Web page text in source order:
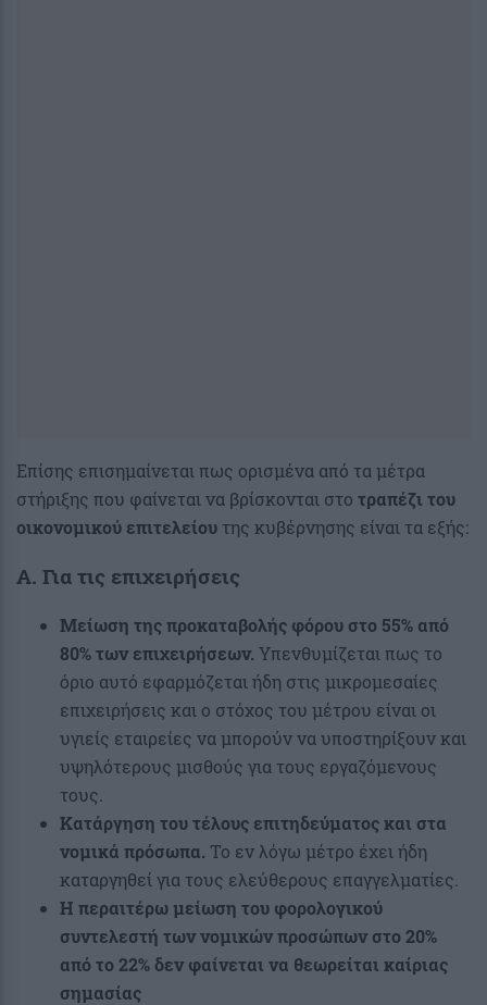
Επίσης επισημαίνεται πως ορισμένα από τα μέτρα
στήριξης που φαίνεται να βρίσκονται στο τραπέζι του
οικονομικού επιτελείουτης κυβέρνησης είναι τα εξής:
Α. Για τις επιχειρήσεις
Μείωση της προκαταβολής φόρου στο 55% από
80% των επιχειρήσεων. Υπενθυμίζεται πως το
όριο αυτό εφαρμόζεται ήδη στις μικρομεσαίες
επιχειρήσεις και ο στόχος του μέτρου είναι οι
υγιείς εταιρείες να μπορούν να υποστηρίξουν και
υψηλότερους μισθούς για τους εργαζόμενους
τους.
Κατάργηση του τέλους επιτηδεύματος και στα
νομικά πρόσωπα. Το εν λόγω μέτρο έχει ήδη
καταργηθεί για τους ελεύθερους επαγγελματίες.
Η περαιτέρω μείωση του φορολογικού
συντελεστή των νομικών προσώπωνστο 20%
από το 22% δεν φαίνεται να θεωρείται καίριας
σημασίας